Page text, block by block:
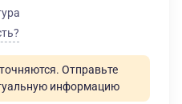
Отправьте
информацию